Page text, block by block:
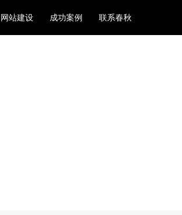
联系春秋
成功案例
网站建设